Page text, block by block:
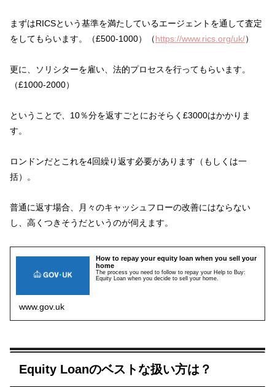
まずはRICSという基準を満たしているエージェントを通して査定
をしてもらいます。（£500-1000）（https://www.rics.org/uk/）
更に、ソリシターを雇い、法的プロセスを行ってもらいます。
（£1000-2000）
ということで、10％分を返すごとにおそらく£3000はかかりま
す。
ロンドンだとこれを4回繰り返す必要があります（もしくは一
括）。
普通に返す場合、月々のキャッシュフローの改善にはならない
し、高くつきそうだというのが伺えます。
How to repay your equity loan when you sell your
home
The process you need to follow to repay your Help to Buy:
Equity Loan when you decide to sell your home.
www.gov.uk
Equity Loanのベストな扱い方は？